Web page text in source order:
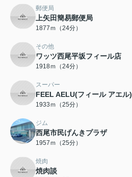
郵便局
上矢田簡易郵便局
1877ｍ（24分）
その他
ワッツ西尾平坂フィール店
1918ｍ（24分）
スーパー
FEEL AELU(フィール アエル)
1933ｍ（25分）
ジム
西尾市民げんきプラザ
1957ｍ（25分）
焼肉
焼肉談